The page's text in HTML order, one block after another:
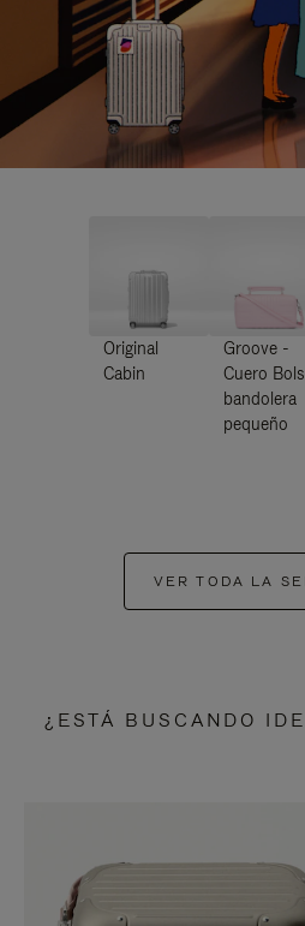
Original
Cabin
Groove -
Cuero
bandolera
pequeño
VER TODA LA
¿ESTÁ BUSCANDO